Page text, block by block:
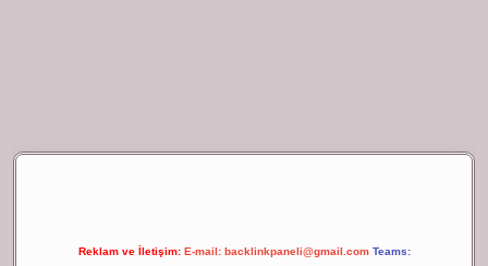
Reklam ve İletişim: E-mail: backlinkpaneli@gmail.com Teams: